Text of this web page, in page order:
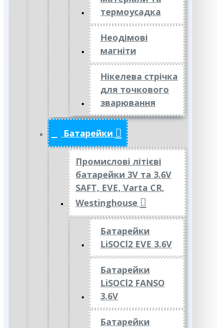
термоусадка
Неодімові
магніти
Нікелева стрічка
для точкового
зварювання
Батарейки
Промислові літієві
батарейки 3V та 3.6V
SAFT, EVE, Varta CR,
Westinghouse
Батарейки
LiSOCl2 EVE 3.6V
Батарейки
LiSOCl2 FANSO
3.6V
Батарейки